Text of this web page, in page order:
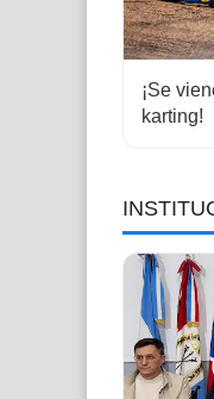
¡Se
karting!